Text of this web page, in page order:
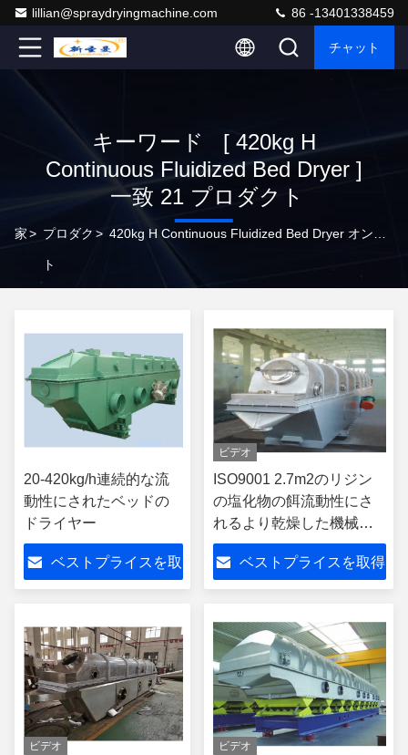
lillian@spraydryingmachine.com 86 -13401338459
チャット
キーワード [ 420kg H
Continuous Fluidized Bed Dryer ]
一致 21 プロダクト
家> プロダク
ト
>
20-420kg/h連続的な流
動性にされたベッドの
ドライヤー
ベストプライスを取
ビデオ
ISO9001 2.7m2のリジン
の塩化物の餌流動性にさ
れるより乾燥した機械連
続的-ベッドのドライヤー
ベストプライスを取得
ビデオ ビデオ